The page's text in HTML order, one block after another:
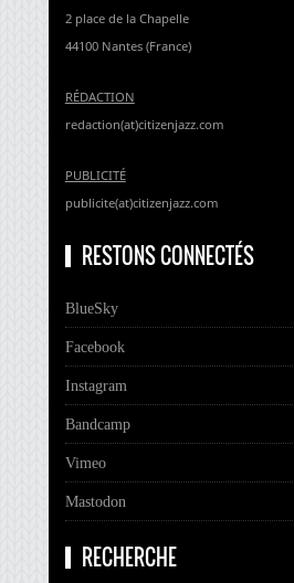
2 place de la Chapelle
44100 Nantes (France)
RÉDACTION
redaction(at)citizenjazz.com
PUBLICITÉ
publicite(at)citizenjazz.com
RESTONS CONNECTÉS
BlueSky
Facebook
Instagram
Bandcamp
Vimeo
Mastodon
RECHERCHE